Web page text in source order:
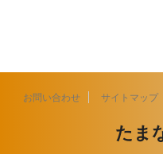
お問い合わせ サイトマップ
たま